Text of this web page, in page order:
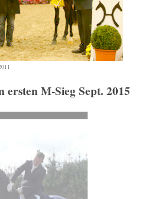
ersten M-Sieg Sept. 2015